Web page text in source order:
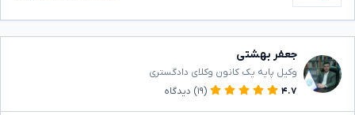
جعفر بهشتی
وکیل پایه یک کانون وکلای دادگستری
۴.۷
(۱۹) دیدگاه